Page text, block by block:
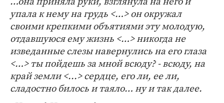
упала к нему на грудь <…> он окружал
своими крепкими объятиями эту молодую,
отдавшуюся ему жизнь <…> никогда не
изведанные слезы навернулись на его глаза
<…> ты пойдешь за мной всюду? - всюду, на
край земли <...> сердце, его ли, ее ли,
сладостно билось и таяло… ну и так далее.